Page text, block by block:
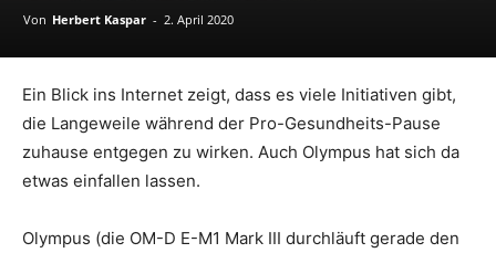
Von Herbert Kaspar - 2. April 2020
Ein Blick ins Internet zeigt, dass es viele Initiativen gibt,
die Langeweile während der Pro-Gesundheits-Pause
zuhause entgegen zu wirken. Auch Olympus hat sich da
etwas einfallen lassen.
Olympus (die OM-D E-M1 Mark III durchläuft gerade den